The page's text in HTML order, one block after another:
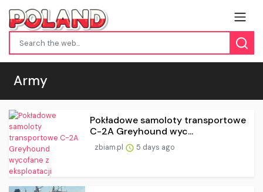
Army
Pokładowe samoloty transportowe
C-2A Greyhound wyc...
zbiam.pl 5 days ago